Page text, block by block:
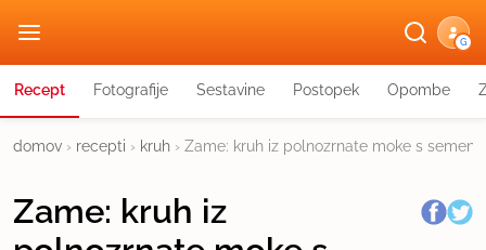
G
Recept Fotografije Sestavine Postopek Opombe
domov › recepti › kruh › Zame: kruh iz polnozrnate moke s semeni
Zame: kruh iz